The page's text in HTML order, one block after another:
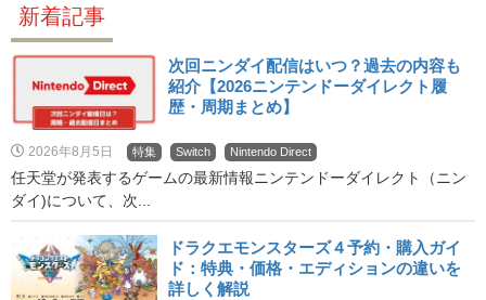
新着記事
次回ニンダイ配信はいつ？過去の内容も
紹介【2026ニンテンドーダイレクト履
歴・周期まとめ】
2026年8月5日 特集 Switch Nintendo Direct
任天堂が発表するゲームの最新情報ニンテンドーダイレクト（ニン
ダイ)について、次...
ドラクエモンスターズ４予約・購入ガイ
ド：特典・価格・エディションの違いを
詳しく解説